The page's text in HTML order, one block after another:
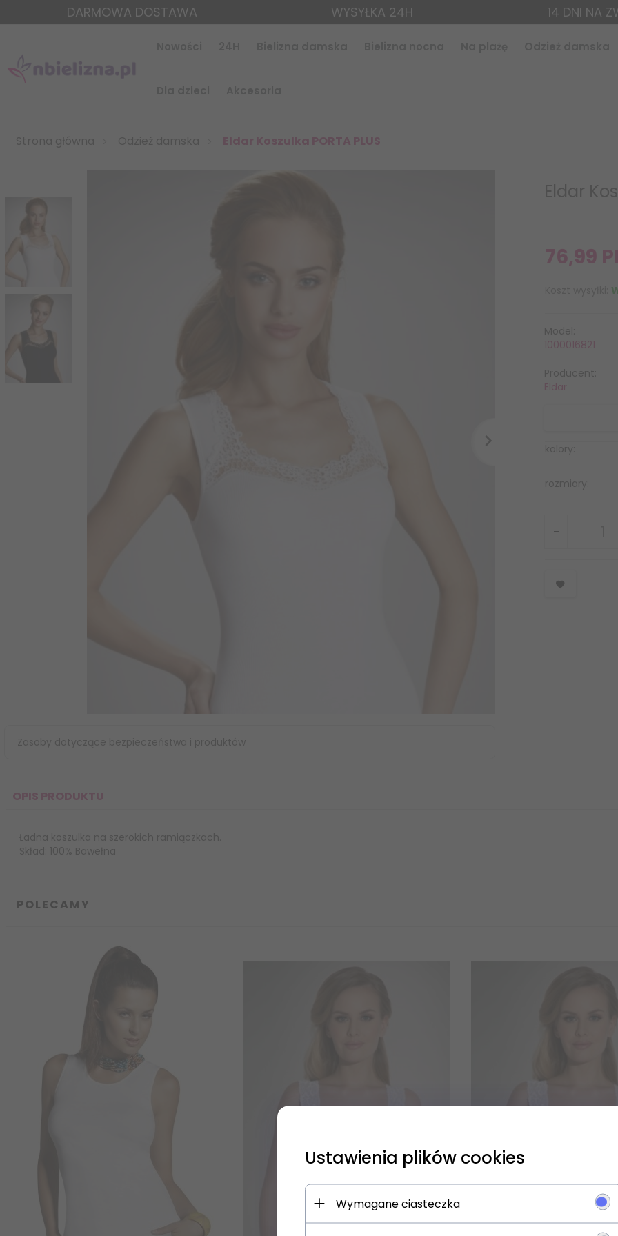
DARMOWA DOSTAWA WYSYŁKA 24H 14 DNI NA
Strona główna Odzież damska Eldar Koszulka PORTA PLUS
Zasoby dotyczące bezpieczeństwa i produktów
Eldar
76,99
Model:
1000016821
Producent:
Eldar
kolory:
rozmiary:
OPIS PRODUKTU
Ładna koszulka na szerokich ramiączkach.
Skład: 100% Bawełna
POLECAMY
Ustawienia plików cookies
Wymagane ciasteczka
Zapisz się NA newsletter i odbierz